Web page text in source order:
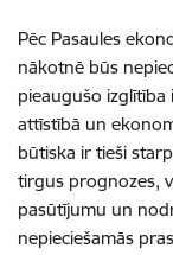
Pēc Pasaules
nākotnē būs
pieaugušo
attīstībā un
būtiska ir tieši
tirgus prognozes,
pasūtījumu un
nepieciešamās